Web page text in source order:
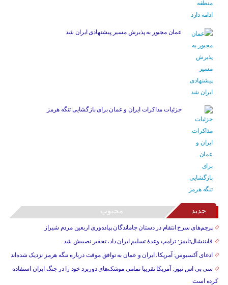
عمان مجبور به پذیرش مسیر پیشنهادی ایران شد
جزئیات مذاکرات ایران و عمان برای بازگشایی تنگه هرمز
جدید محبوب
پرچم‌های سرخ انتقام در دستان جاماندگان پیاده‌وری اربعین مردم شیراز
فایننشال‌تایمز: ترامپ وعدۀ تسلیم ایران داد، تحقیر نصیبش شد
ادعای آکسیوس: آمریکا، ایران و عمان به توافق موقت درباره تنگه هرمز نزدیک شده‌اند
سی بی اس نیوز: آمریکا تقریبا تمامی موشک‌های دوربرد خود را در جنگ ایران استفاده
کرده است